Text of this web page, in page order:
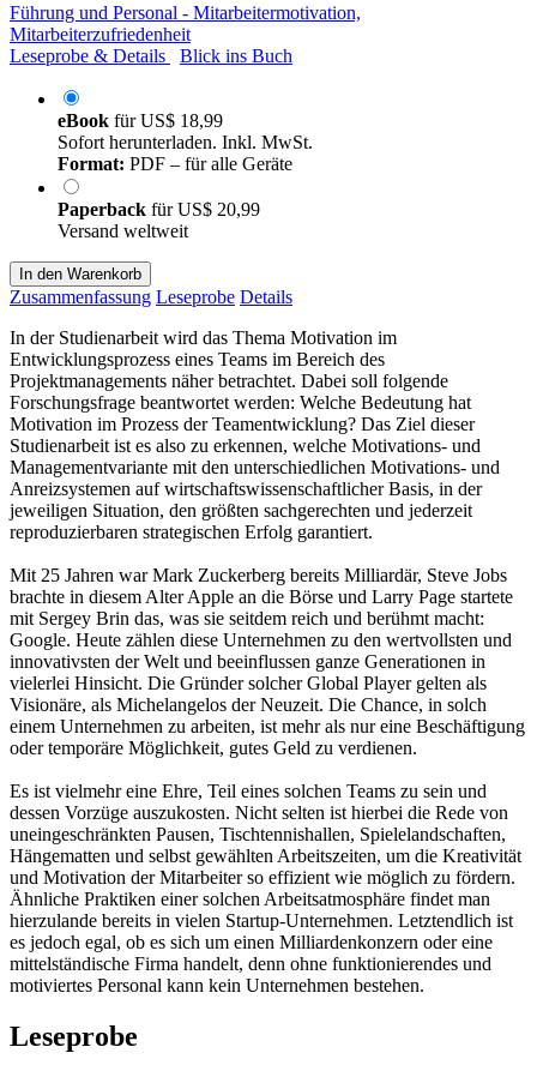
Führung und Personal - Mitarbeitermotivation,
Mitarbeiterzufriedenheit
Leseprobe & Details
Blick ins Buch
eBook fürUS$ 18,99
Sofort herunterladen. Inkl. MwSt.
Format: PDF – für alle Geräte
Paperback fürUS$ 20,99
Versand weltweit
In den Warenkorb
Zusammenfassung Leseprobe Details
In der Studienarbeit wird das Thema Motivation im
Entwicklungsprozess eines Teams im Bereich des
Projektmanagements näher betrachtet. Dabei soll folgende
Forschungsfrage beantwortet werden: Welche Bedeutung hat
Motivation im Prozess der Teamentwicklung? Das Ziel dieser
Studienarbeit ist es also zu erkennen, welche Motivations- und
Managementvariante mit den unterschiedlichen Motivations- und
Anreizsystemen auf wirtschaftswissenschaftlicher Basis, in der
jeweiligen Situation, den größten sachgerechten und jederzeit
reproduzierbaren strategischen Erfolg garantiert.
Mit 25 Jahren war Mark Zuckerberg bereits Milliardär, Steve Jobs
brachte in diesem Alter Apple an die Börse und Larry Page startete
mit Sergey Brin das, was sie seitdem reich und berühmt macht:
Google. Heute zählen diese Unternehmen zu den wertvollsten und
innovativsten der Welt und beeinflussen ganze Generationen in
vielerlei Hinsicht. Die Gründer solcher Global Player gelten als
Visionäre, als Michelangelos der Neuzeit. Die Chance, in solch
einem Unternehmen zu arbeiten, ist mehr als nur eine Beschäftigung
oder temporäre Möglichkeit, gutes Geld zu verdienen.
Es ist vielmehr eine Ehre, Teil eines solchen Teams zu sein und
dessen Vorzüge auszukosten. Nicht selten ist hierbei die Rede von
uneingeschränkten Pausen, Tischtennishallen, Spielelandschaften,
Hängematten und selbst gewählten Arbeitszeiten, um die Kreativität
und Motivation der Mitarbeiter so effizient wie möglich zu fördern.
Ähnliche Praktiken einer solchen Arbeitsatmosphäre findet man
hierzulande bereits in vielen Startup-Unternehmen. Letztendlich ist
es jedoch egal, ob es sich um einen Milliardenkonzern oder eine
mittelständische Firma handelt, denn ohne funktionierendes und
motiviertes Personal kann kein Unternehmen bestehen.
Leseprobe